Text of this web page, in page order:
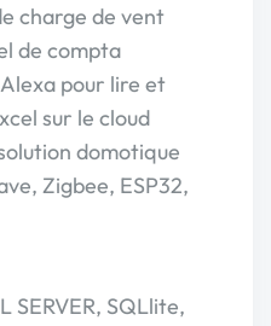
charge de vent
de compta
pour lire et
sur le cloud
domotique
Zigbee, ESP32,
SERVER, SQLlite,